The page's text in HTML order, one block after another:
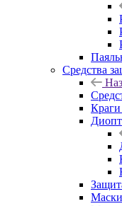
Средства
Маски